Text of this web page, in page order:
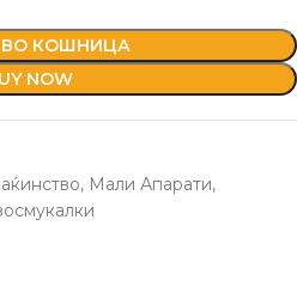
КОШНИЦА
NOW
, Мали Апарати,